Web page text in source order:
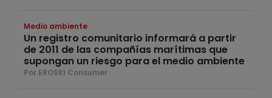
Medio ambiente
Un registro comunitario informará a partir
de 2011 de las compañías marítimas que
supongan un riesgo para el medio ambiente
Por EROSKI Consumer